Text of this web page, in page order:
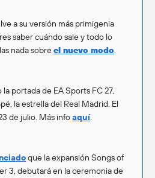
a su versión más primigenia
saber cuándo sale y todo lo
nada sobreel nuevo modo.
portada de EA Sports FC 27,
la estrella del Real Madrid. El
de julio. Más infoaquí.
que la expansión Songs of
3, debutará en la ceremonia de